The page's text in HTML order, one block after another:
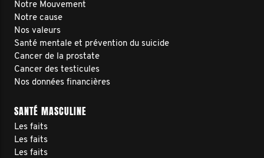
Notre Mouvement
Notre cause
Nos valeurs
Santé mentale et prévention du suicide
Cancer de la prostate
Cancer des testicules
Nos données financières
SANTÉ MASCULINE
Les faits
Les faits
Les faits